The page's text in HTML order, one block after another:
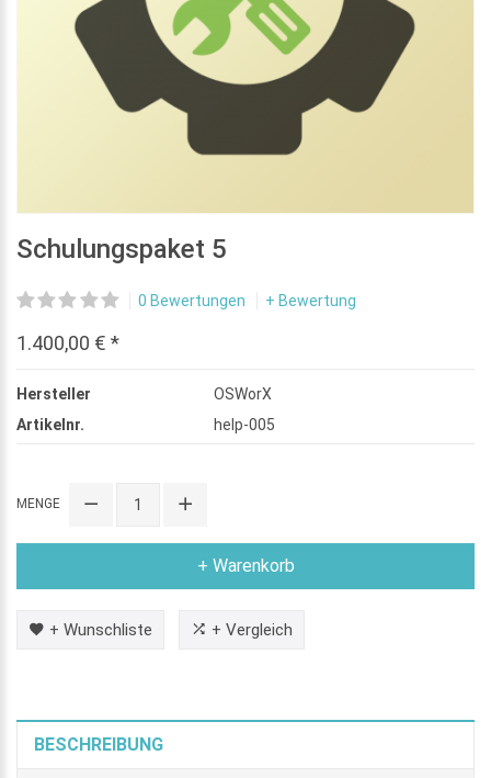
Schulungspaket 5
0 Bewertungen + Bewertung
1.400,00 € *
Hersteller
OSWorX
Artikelnr.
help-005
MENGE
+ Warenkorb
+ Wunschliste + Vergleich
BESCHREIBUNG